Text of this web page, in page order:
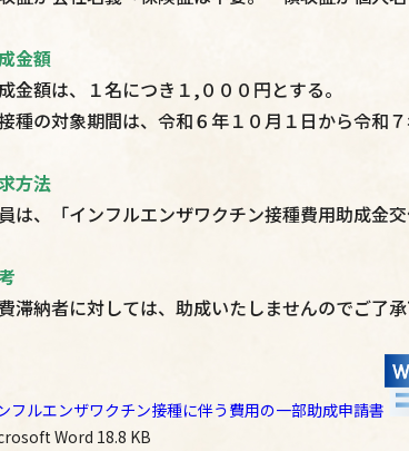
金額
金額は、１名につき１,０００円とする。
種の対象期間は、令和６年１０月１日から令和
方法
は、「インフルエンザワクチン接種費用助成金
滞納者に対しては、助成いたしませんのでご了
フルエンザワクチン接種に伴う費用の一部助成申請書
Word 18.8 KB